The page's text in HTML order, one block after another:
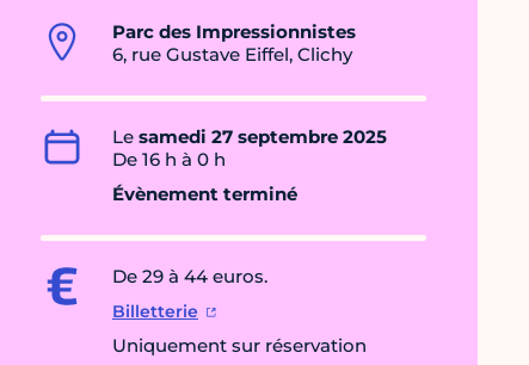
Parc des Impressionnistes
6, rue Gustave Eiffel, Clichy
Le samedi 27 septembre 2025
De 16 h à 0 h
Évènement terminé
De 29 à 44 euros.
Billetterie
Uniquement sur réservation